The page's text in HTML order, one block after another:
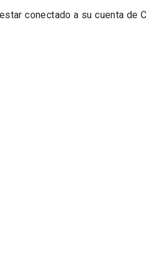
conectado a su cuenta de